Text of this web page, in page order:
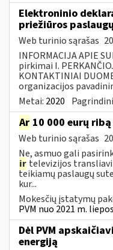
Elektroninio
priežiūros
Web turinio sąrašas
INFORMACIJA APIE
pirkimai I.
KONTAKTINIAI
organizacijos
Metai: 2020
Ar 10 000 eurų
Web turinio sąrašas
Ne, asmuo gali
ir televizijos
teikiamų paslaugų
kur...
Mokesčių įstatymų
PVM nuo 2021 m.
Dėl PVM
energiją